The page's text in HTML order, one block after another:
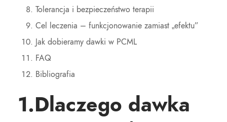
Tolerancja i bezpieczeństwo terapii
Cel leczenia – funkcjonowanie zamiast „efektu”
Jak dobieramy dawki w PCML
FAQ
Bibliografia
1.Dlaczego dawka